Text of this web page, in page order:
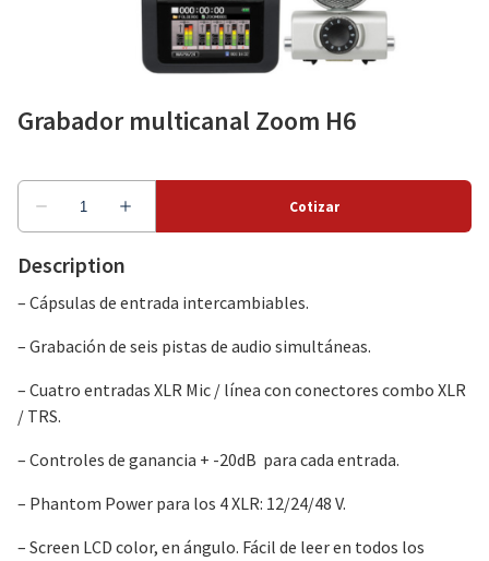
Como alquilar
Grabador multicanal Zoom H6
Description
– Cápsulas de entrada intercambiables.
– Grabación de seis pistas de audio simultáneas.
– Cuatro entradas XLR Mic / línea con conectores combo XLR
/ TRS.
– Controles de ganancia + -20dB para cada entrada.
– Phantom Power para los 4 XLR: 12/24/48 V.
– Screen LCD color, en ángulo. Fácil de leer en todos los